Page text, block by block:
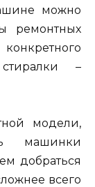
можно
ремонтных
–
модели,
машинки
добраться
всего